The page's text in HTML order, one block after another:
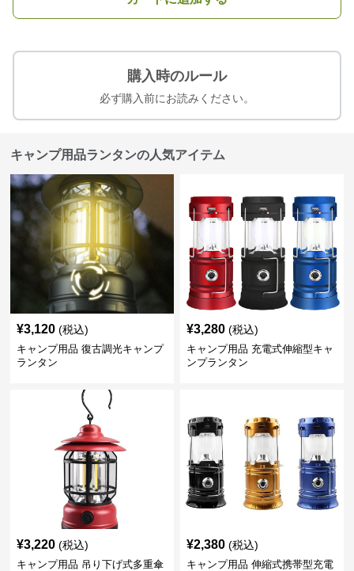
購入時のルール
必ず購入前にお読みください。
キャンプ用品ランタンの人気アイテム
¥3,120 (税込)
キャンプ用品 復古調光キャンプ
ランタン
¥3,280 (税込)
キャンプ用品 充電式伸縮型キャ
ンプランタン
¥3,220 (税込)
キャンプ用品 吊り下げ式多重傘
¥2,380 (税込)
キャンプ用品 伸縮式携帯型充電